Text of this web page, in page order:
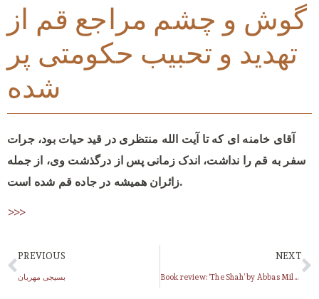
گوش و چشم مراجع قم از
تهدید و تحبیب حکومتی پر
شده
آقای خامنه ای که تا آیت الله منتظری در قید حیات بود، جرات
سفر به قم را نداشت، اندک زمانی پس از درگذشت وی، از جمله
زائران همیشه در جاده قم شده است.
>>>
PREVIOUS
بسیجی مهربان
NEXT
Book review: ‘The Shah’ by Abbas Milani